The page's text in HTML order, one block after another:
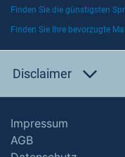
Finden Sie die günstigsten
Finden Sie Ihre bevorzugte
Disclaimer
Impressum
AGB